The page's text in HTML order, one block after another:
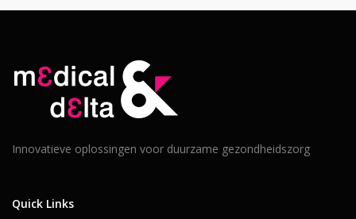
Innovatieve oplossingen voor duurzame gezondheidszorg
Quick Links